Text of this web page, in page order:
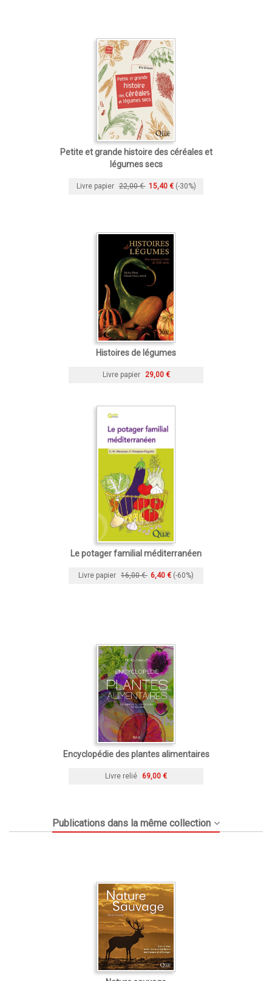
Petite et grande histoire des céréales et
légumes secs
Livre papier 22,00 € 15,40 € (-30%)
Histoires de légumes
Livre papier 29,00 €
Le potager familial méditerranéen
Livre papier 16,00 € 6,40 € (-60%)
Encyclopédie des plantes alimentaires
Livre relié 69,00 €
Publications dans la même collection